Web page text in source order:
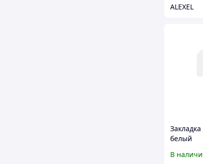
ALEXEL
белый
В